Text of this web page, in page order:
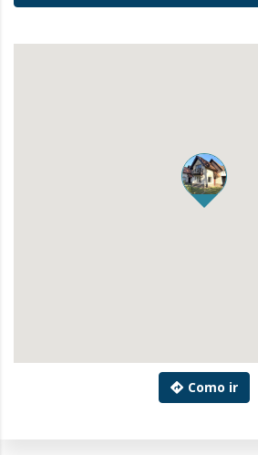
Como ir